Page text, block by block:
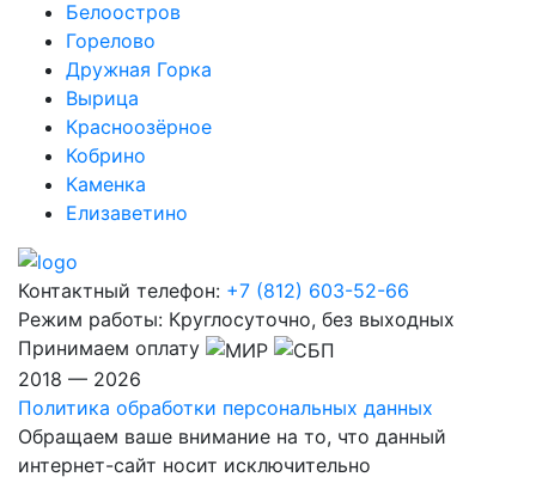
Белоостров
Горелово
Дружная Горка
Вырица
Красноозёрное
Кобрино
Каменка
Елизаветино
Контактный телефон: +7 (812) 603-52-66
Режим работы: Круглосуточно, без выходных
Принимаем оплату
2018 — 2026
Политика обработки персональных данных
Обращаем ваше внимание на то, что данный
интернет-сайт носит исключительно